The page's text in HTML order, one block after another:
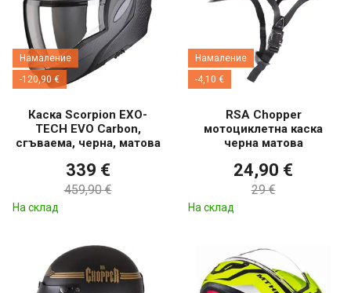
Намаление
-120,90 €
Каска Scorpion EXO-
TECH EVO Carbon,
сгъваема, черна, матова
339 €
459,90 €
На склад
Намаление
-4,10 €
RSA Chopper
мотоциклетна каска
черна матова
24,90 €
29 €
На склад